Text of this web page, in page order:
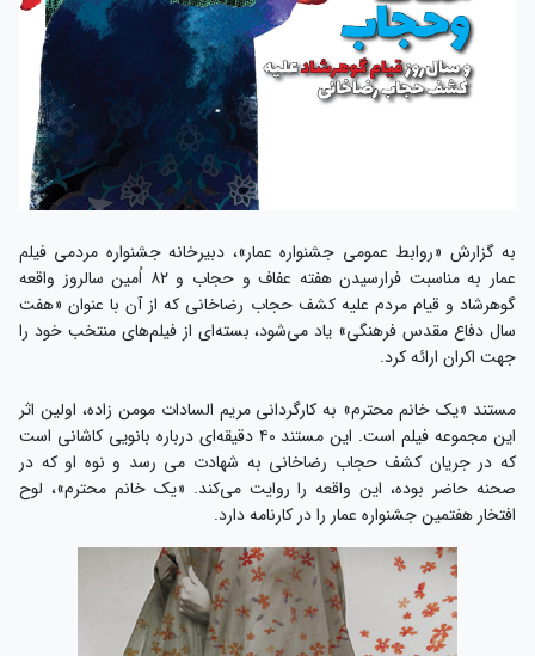
به گزارش «روابط عمومی جشنواره عمار»، دبیرخانه جشنواره مردمی فیلم
عمار به مناسبت فرارسیدن هفته عفاف و حجاب و ۸۲ اُمین سالروز واقعه
گوهرشاد و قیام مردم علیه کشف حجاب رضاخانی که از آن با عنوان «هفت
سال دفاع مقدس فرهنگی» یاد می‌شود، بسته‌ای از فیلم‌های منتخب خود را
جهت اکران ارائه کرد.
مستند «یک خانم محترم» به کارگردانی مریم السادات مومن زاده، اولین اثر
این مجموعه فیلم است. این مستند ۴۰ دقیقه‌ای درباره بانویی کاشانی است
که در جریان کشف حجاب رضاخانی به شهادت می رسد و نوه او که در
صحنه حاضر بوده، این واقعه را روایت می‌کند. «یک خانم محترم»، لوح
افتخار هفتمین جشنواره عمار را در کارنامه دارد.